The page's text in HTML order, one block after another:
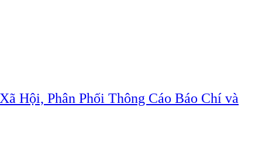
Hội, Phân Phối Thông Cáo Báo Chí và